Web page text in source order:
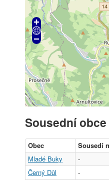
Sousední obce
Obec Sousedí
Mladé Buky
-
Černý Důl
-